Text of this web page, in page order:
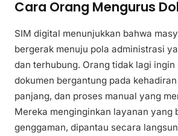
Cara Orang Mengurus
SIM digital menunjukkan bahwa
bergerak menuju pola administrasi
dan terhubung. Orang tidak lagi
dokumen bergantung pada
panjang, dan proses manual yang
Mereka menginginkan layanan yang
genggaman, dipantau secara